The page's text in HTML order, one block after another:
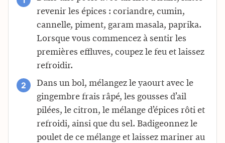
revenir les épices : coriandre, cumin,
cannelle, piment, garam masala, paprika.
Lorsque vous commencez à sentir les
premières effluves, coupez le feu et laissez
refroidir.
Dans un bol, mélangez le yaourt avec le
gingembre frais râpé, les gousses d’ail
pilées, le citron, le mélange d’épices rôti et
refroidi, ainsi que du sel. Badigeonnez le
poulet de ce mélange et laissez mariner au